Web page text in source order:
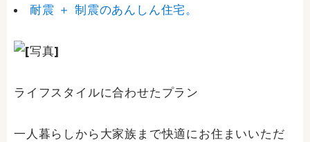
耐震 ＋ 制震のあんしん住宅。
ライフスタイルに合わせたプラン
一人暮らしから大家族まで快適にお住まいいただ